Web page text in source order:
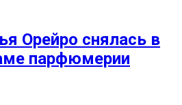
Орейро снялась в
парфюмерии